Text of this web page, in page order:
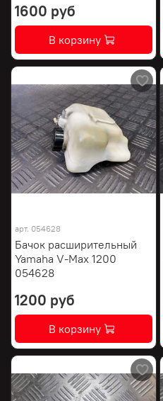
1600 руб
В корзину
арт. 054628
Бачок расширительный
Yamaha V-Max 1200
054628
1200 руб
В корзину